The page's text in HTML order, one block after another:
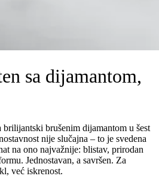
sa dijamantom,
brušenim dijamantom u šest
nije slučajna – to je svedena
na ono najvažnije: blistav, prirodan
Jednostavan, a savršen. Za
već iskrenost.